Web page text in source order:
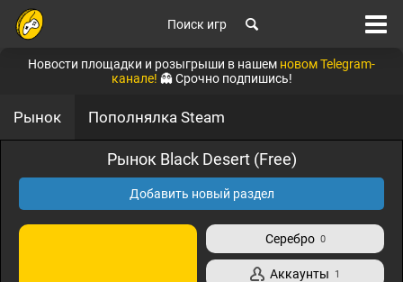
Поиск игр
Новости площадки и розыгрыши в нашем новом Telegram-
канале! 👻 Срочно подпишись!
Рынок Пополнялка Steam
Рынок Black Desert (Free)
Добавить новый раздел
Серебро 0
Аккаунты 1